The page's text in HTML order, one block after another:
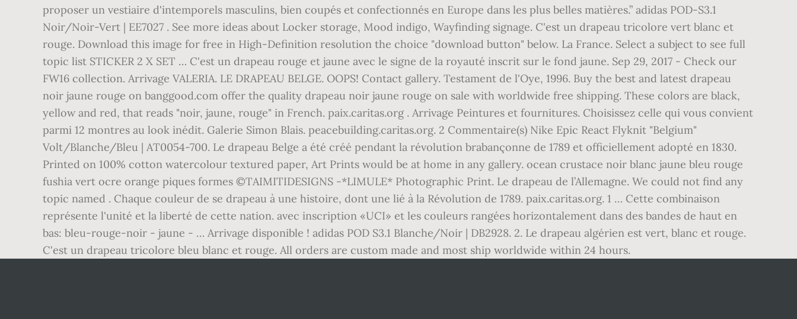
proposer un vestiaire d'intemporels masculins, bien coupés et confectionnés en Europe dans les plus belles matières.” adidas POD-S3.1
Noir/Noir-Vert | EE7027 . See more ideas about Locker storage, Mood indigo, Wayfinding signage. C'est un drapeau tricolore vert blanc et
rouge. Download this image for free in High-Definition resolution the choice "download button" below. La France. Select a subject to see full
topic list STICKER 2 X SET … C'est un drapeau rouge et jaune avec le signe de la royauté inscrit sur le fond jaune. Sep 29, 2017 - Check our
FW16 collection. Arrivage VALERIA. LE DRAPEAU BELGE. OOPS! Contact gallery. Testament de l'Oye, 1996. Buy the best and latest drapeau
noir jaune rouge on banggood.com offer the quality drapeau noir jaune rouge on sale with worldwide free shipping. These colors are black,
yellow and red, that reads "noir, jaune, rouge" in French. paix.caritas.org . Arrivage Peintures et fournitures. Choisissez celle qui vous convient
parmi 12 montres au look inédit. Galerie Simon Blais. peacebuilding.caritas.org. 2 Commentaire(s) Nike Epic React Flyknit "Belgium"
Volt/Blanche/Bleu | AT0054-700. Le drapeau Belge a été créé pendant la révolution brabançonne de 1789 et officiellement adopté en 1830.
Printed on 100% cotton watercolour textured paper, Art Prints would be at home in any gallery. ocean crustace noir blanc jaune bleu rouge
fushia vert ocre orange piques formes ©TAIMITIDESIGNS -*LIMULE* Photographic Print. Le drapeau de l’Allemagne. We could not find any
topic named . Chaque couleur de se drapeau à une histoire, dont une lié à la Révolution de 1789. paix.caritas.org. 1 … Cette combinaison
représente l'unité et la liberté de cette nation. avec inscription «UCI» et les couleurs rangées horizontalement dans des bandes de haut en
bas: bleu-rouge-noir - jaune - … Arrivage disponible ! adidas POD S3.1 Blanche/Noir | DB2928. 2. Le drapeau algérien est vert, blanc et rouge.
C'est un drapeau tricolore bleu blanc et rouge. All orders are custom made and most ship worldwide within 24 hours.